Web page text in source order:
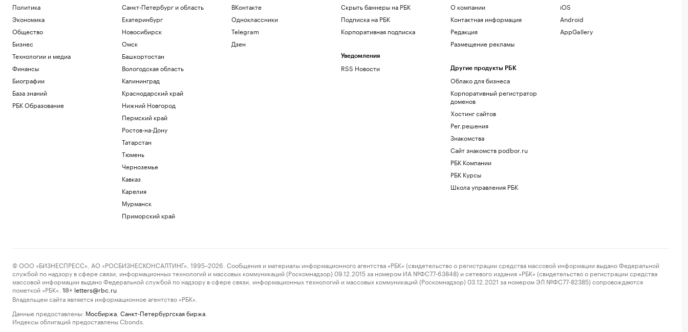
Политика
Экономика
Общество
Бизнес
Технологии и медиа
Финансы
Биографии
База знаний
РБК Образование
Санкт-Петербург и область
Екатеринбург
Новосибирск
Омск
Башкортостан
Вологодская область
Калининград
Краснодарский край
Нижний Новгород
Пермский край
Ростов-на-Дону
Татарстан
Тюмень
Черноземье
Кавказ
Карелия
Мурманск
Приморский край
ВКонтакте
Одноклассники
Telegram
Дзен
Скрыть баннеры на РБК
Подписка на РБК
Корпоративная подписка
Уведомления
RSS Новости
О компании
Контактная информация
Редакция
Размещение рекламы
Другие продукты РБК
Облако для бизнеса
Корпоративный регистратор
доменов
Хостинг сайтов
Рег.решения
Знакомства
Сайт знакомств podbor.ru
РБК Компании
РБК Курсы
Школа управления РБК
iOS
Android
AppGallery
© ООО «БИЗНЕСПРЕСС», АО «РОСБИЗНЕСКОНСАЛТИНГ», 1995–2026. Сообщения и материалы информационного агентства «РБК» (свидетельство о регистрации средства массовой информации выдано Федеральной
службой по надзору в сфере связи, информационных технологий и массовых коммуникаций (Роскомнадзор) 09.12.2015 за номером ИА №ФС77-63848) и сетевого издания «РБК» (свидетельство о регистрации средства
массовой информации выдано Федеральной службой по надзору в сфере связи, информационных технологий и массовых коммуникаций (Роскомнадзор) 03.12.2021 за номером ЭЛ №ФС77-82385) сопровождаются
пометкой «РБК».
18+ letters@rbc.ru
Владельцем сайта является информационное агентство «РБК».
Данные предоставлены: Мосбиржа Санкт-Петербургская биржа
Индексы облигаций предоставлены Cbonds.